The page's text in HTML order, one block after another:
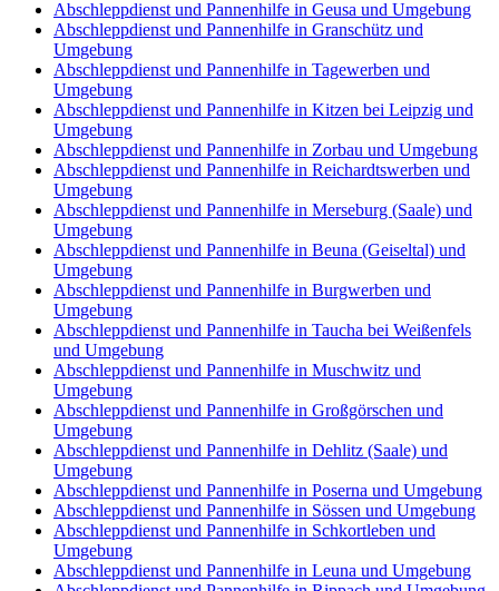
Abschleppdienst und Pannenhilfe in Geusa und Umgebung
Abschleppdienst und Pannenhilfe in Granschütz und
Umgebung
Abschleppdienst und Pannenhilfe in Tagewerben und
Umgebung
Abschleppdienst und Pannenhilfe in Kitzen bei Leipzig und
Umgebung
Abschleppdienst und Pannenhilfe in Zorbau und Umgebung
Abschleppdienst und Pannenhilfe in Reichardtswerben und
Umgebung
Abschleppdienst und Pannenhilfe in Merseburg (Saale) und
Umgebung
Abschleppdienst und Pannenhilfe in Beuna (Geiseltal) und
Umgebung
Abschleppdienst und Pannenhilfe in Burgwerben und
Umgebung
Abschleppdienst und Pannenhilfe in Taucha bei Weißenfels
und Umgebung
Abschleppdienst und Pannenhilfe in Muschwitz und
Umgebung
Abschleppdienst und Pannenhilfe in Großgörschen und
Umgebung
Abschleppdienst und Pannenhilfe in Dehlitz (Saale) und
Umgebung
Abschleppdienst und Pannenhilfe in Poserna und Umgebung
Abschleppdienst und Pannenhilfe in Sössen und Umgebung
Abschleppdienst und Pannenhilfe in Schkortleben und
Umgebung
Abschleppdienst und Pannenhilfe in Leuna und Umgebung